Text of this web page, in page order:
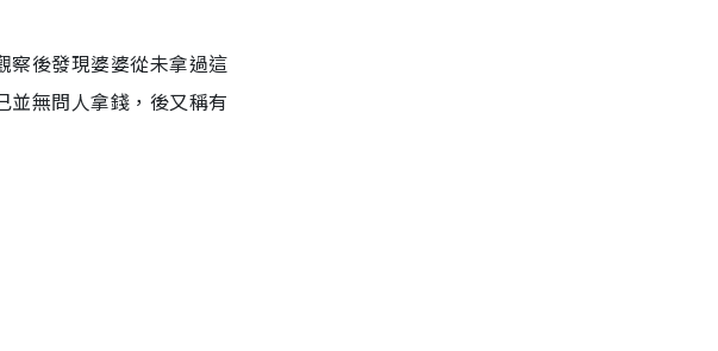
察後發現婆婆從未拿過這
並無問人拿錢，後又稱有